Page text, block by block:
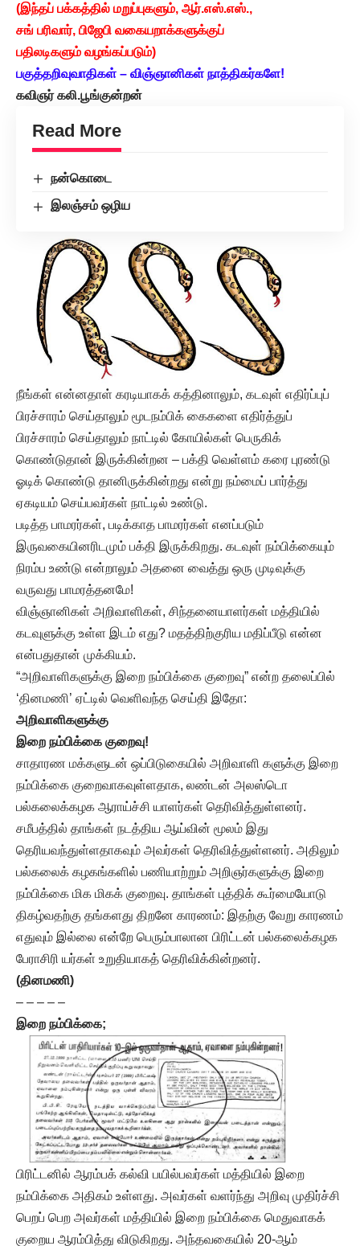
(இந்தப் பக்கத்தில் மறுப்புகளும், ஆர்.எஸ்.எஸ்.,
சங் பரிவார், பிஜேபி வகையறாக்களுக்குப்
பதிலடிகளும் வழங்கப்படும்)
பகுத்தறிவுவாதிகள் – விஞ்ஞானிகள் நாத்திகர்களே!
கவிஞர் கலி.பூங்குன்றன்
Read More
நன்கொடை
இலஞ்சம் ஒழிய
நீங்கள் என்னதாள் கரடியாகக் கத்தினாலும், கடவுள் எதிர்ப்புப்
பிரச்சாரம் செய்தாலும் மூடநம்பிக் கைகளை எதிர்த்துப்
பிரச்சாரம் செய்தாலும் நாட்டில் கோயில்கள் பெருகிக்
கொண்டுதான் இருக்கின்றன – பக்தி வெள்ளம் கரை புரண்டு
ஓடிக் கொண்டு தானிருக்கின்றது என்று நம்மைப் பார்த்து
ஏகடியம் செய்பவர்கள் நாட்டில் உண்டு.
படித்த பாமரர்கள், படிக்காத பாமரர்கள் எனப்படும்
இருவகையினரிடமும் பக்தி இருக்கிறது. கடவுள் நம்பிக்கையும்
நிரம்ப உண்டு என்றாலும் அதனை வைத்து ஒரு முடிவுக்கு
வருவது பாமரத்தனமே!
விஞ்ஞானிகள் அறிவாளிகள், சிந்தனையாளர்கள் மத்தியில்
கடவுளுக்கு உள்ள இடம் எது? மதத்திற்குரிய மதிப்பீடு என்ன
என்பதுதான் முக்கியம்.
“அறிவாளிகளுக்கு இறை நம்பிக்கை குறைவு” என்ற தலைப்பில்
‘தினமணி’ ஏட்டில் வெளிவந்த செய்தி இதோ:
அறிவாளிகளுக்கு
இறை நம்பிக்கை குறைவு!
சாதாரண மக்களுடன் ஒப்பிடுகையில் அறிவாளி களுக்கு இறை
நம்பிக்கை குறைவாகவுள்ளதாக, லண்டன் அலஸ்டொ
பல்கலைக்கழக ஆராய்ச்சி யாளர்கள் தெரிவித்துள்ளனர்.
சமீபத்தில் தாங்கள் நடத்திய ஆய்வின் மூலம் இது
தெரியவந்துள்ளதாகவும் அவர்கள் தெரிவித்துள்ளனர். அதிலும்
பல்கலைக் கழகங்களில் பணியாற்றும் அறிஞர்களுக்கு இறை
நம்பிக்கை மிக மிகக் குறைவு. தாங்கள் புத்திக் கூர்மையோடு
திகழ்வதற்கு தங்களது திறனே காரணம்: இதற்கு வேறு காரணம்
எதுவும் இல்லை என்றே பெரும்பாலான பிரிட்டன் பல்கலைக்கழக
பேராசிரி யர்கள் உறுதியாகத் தெரிவிக்கின்றனர்.
(தினமணி)
– – – – –
இறை நம்பிக்கை;
பிரிட்டனில் ஆரம்பக் கல்வி பயில்பவர்கள் மத்தியில் இறை
நம்பிக்கை அதிகம் உள்ளது. அவர்கள் வளர்ந்து அறிவு முதிர்ச்சி
பெறப் பெற அவர்கள் மத்தியில் இறை நம்பிக்கை மெதுவாகக்
குறைய ஆரம்பித்து விடுகிறது. அந்தவகையில் 20-ஆம்